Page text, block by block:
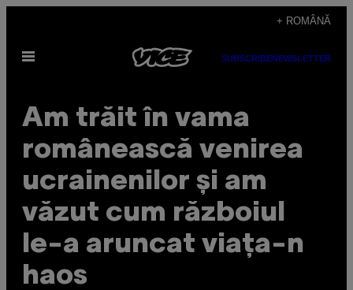
content
+ ROMÂNĂ
Open
SUBSCRIBENEWSLETTER
Am trăit în vama
românească venirea
ucrainenilor și am
văzut cum războiul
le-a aruncat viața-n
haos